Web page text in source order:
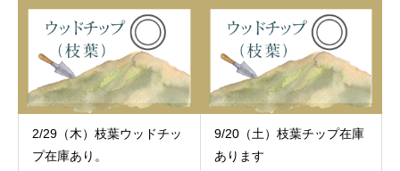
2/29（木）枝葉ウッドチッ
プ在庫あり。
9/20（土）枝葉チップ在庫
あります